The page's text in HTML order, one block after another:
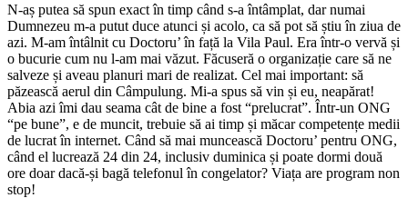
N-aș putea să spun exact în timp când s-a întâmplat, dar numai
Dumnezeu m-a putut duce atunci și acolo, ca să pot să știu în ziua de
azi. M-am întâlnit cu Doctoru’ în față la Vila Paul. Era într-o vervă și
o bucurie cum nu l-am mai văzut. Făcuseră o organizație care să ne
salveze și aveau planuri mari de realizat. Cel mai important: să
păzească aerul din Câmpulung. Mi-a spus să vin și eu, neapărat!
Abia azi îmi dau seama cât de bine a fost “prelucrat”. Într-un ONG
“pe bune”, e de muncit, trebuie să ai timp și măcar competențe medii
de lucrat în internet. Când să mai muncească Doctoru’ pentru ONG,
când el lucrează 24 din 24, inclusiv duminica și poate dormi două
ore doar dacă-și bagă telefonul în congelator? Viața are program non
stop!